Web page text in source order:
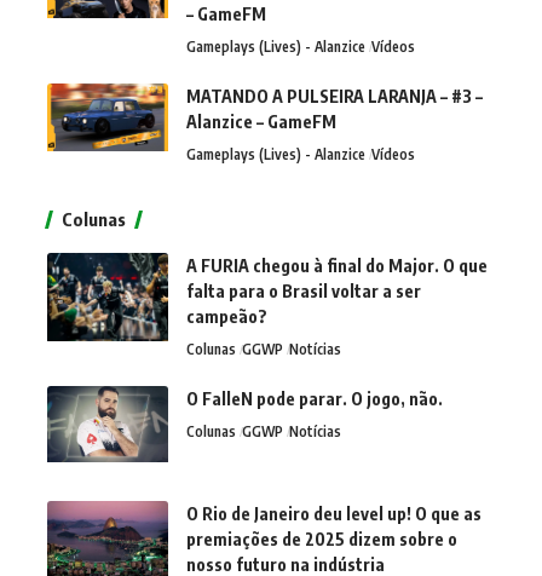
– GameFM
Gameplays (Lives) - Alanzice Vídeos
MATANDO A PULSEIRA LARANJA – #3 –
Alanzice – GameFM
Gameplays (Lives) - Alanzice Vídeos
Colunas
A FURIA chegou à final do Major. O que
falta para o Brasil voltar a ser
campeão?
Colunas GGWP Notícias
O FalleN pode parar. O jogo, não.
Colunas GGWP Notícias
O Rio de Janeiro deu level up! O que as
premiações de 2025 dizem sobre o
nosso futuro na indústria